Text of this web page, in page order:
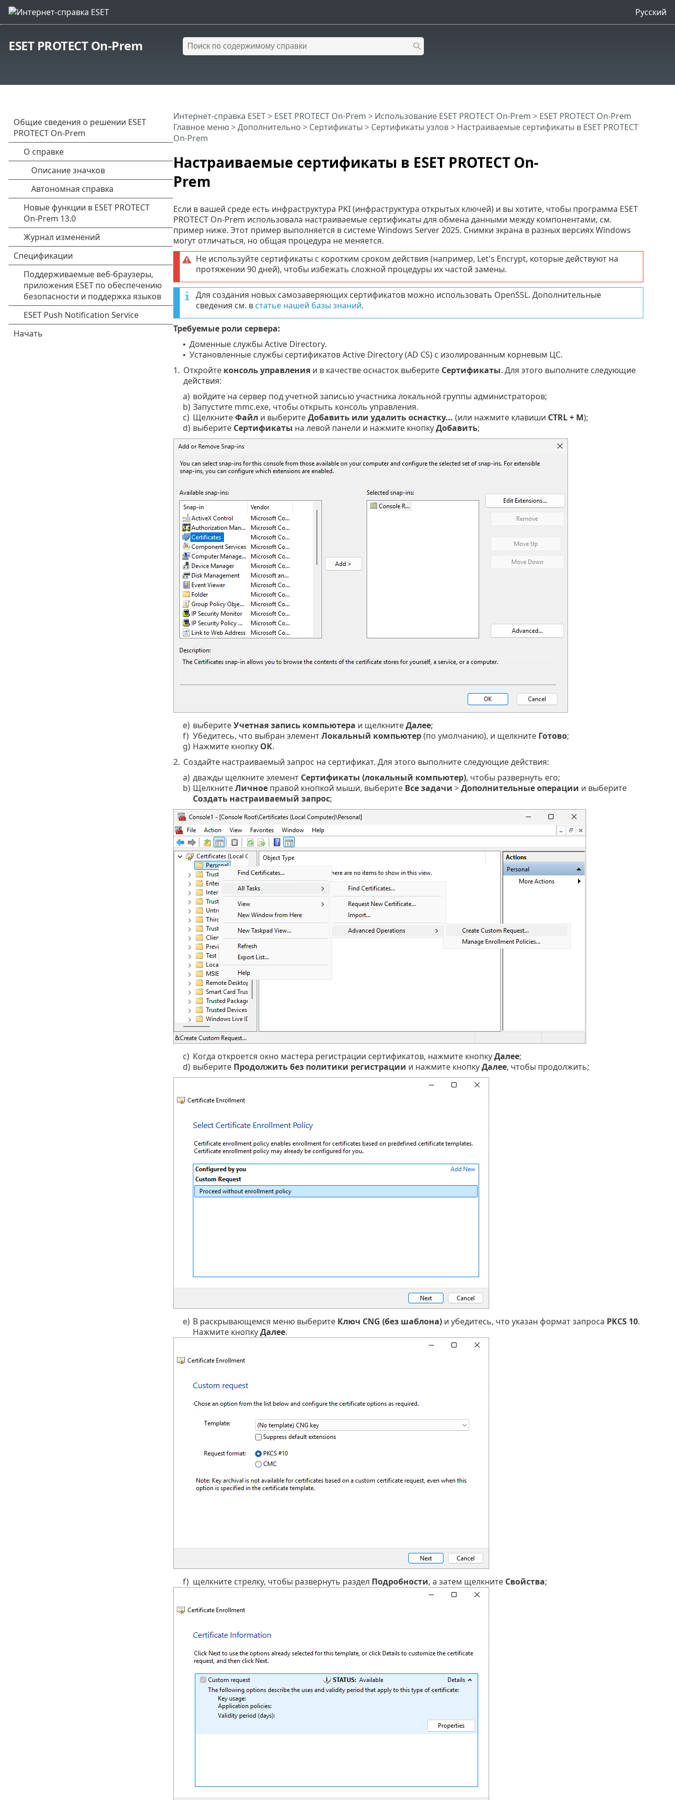
Русский
ESET PROTECT On-Prem
Настраиваемые сертификаты в ESET PROTECT On-
Prem
Интернет-справка ESET> ESET PROTECT On-Prem > Использование ESET PROTECT On-Prem > ESET PROTECT On-Prem
Главное меню> Дополнительно > Сертификаты > Сертификаты узлов> Настраиваемые сертификаты в ESET PROTECT
On-Prem
Если в вашей среде есть инфраструктура PKI (инфраструктура открытых ключей) и вы хотите, чтобы программа ESET
PROTECT On-Prem использовала настраиваемые сертификаты для обмена данными между компонентами, см.
пример ниже. Этот пример выполняется в системе Windows Server 2025. Снимки экрана в разных версиях Windows
могут отличаться, но общая процедура не меняется.
Не используйте сертификаты с коротким сроком действия (например, Let's Encrypt, которые действуют на
протяжении 90 дней), чтобы избежать сложной процедуры их частой замены.
Для создания новых самозаверяющих сертификатов можно использовать OpenSSL. Дополнительные
сведения см. встатье нашей базы знаний.
Требуемые роли сервера:
• Доменные службы Active Directory.
• Установленные службы сертификатов Active Directory (AD CS) с изолированным корневым ЦС.
1. Откройте консоль управленияи в качестве оснасток выберите Сертификаты. Для этого выполните следующие
действия:
a) войдите на сервер под учетной записью участника локальной группы администраторов;
b) Запустите mmc.exe, чтобы открыть консоль управления.
c) ЩелкнитеФайл и выберитеДобавить или удалить оснастку... (или нажмите клавиши CTRL + M);
d) выберите Сертификаты на левой панели и нажмите кнопкуДобавить;
e) выберитеУчетная запись компьютера и щелкнитеДалее;
f) Убедитесь, что выбран элементЛокальный компьютер(по умолчанию), и щелкните Готово;
g) Нажмите кнопку ОК.
2. Создайте настраиваемый запрос на сертификат. Для этого выполните следующие действия:
a) дважды щелкните элемент Сертификаты (локальный компьютер), чтобы развернуть его;
b) ЩелкнитеЛичноеправой кнопкой мыши, выберите Все задачи >Дополнительные операции и выберите
Создать настраиваемый запрос;
c) Когда откроется окно мастера регистрации сертификатов, нажмите кнопкуДалее;
d) выберите Продолжить без политики регистрации и нажмите кнопкуДалее, чтобы продолжить;
e) В раскрывающемся меню выберите Ключ CNG (без шаблона)и убедитесь, что указан формат запроса PKCS 10.
Нажмите кнопкуДалее.
f) щелкните стрелку, чтобы развернуть раздел Подробности, а затем щелкните Свойства;